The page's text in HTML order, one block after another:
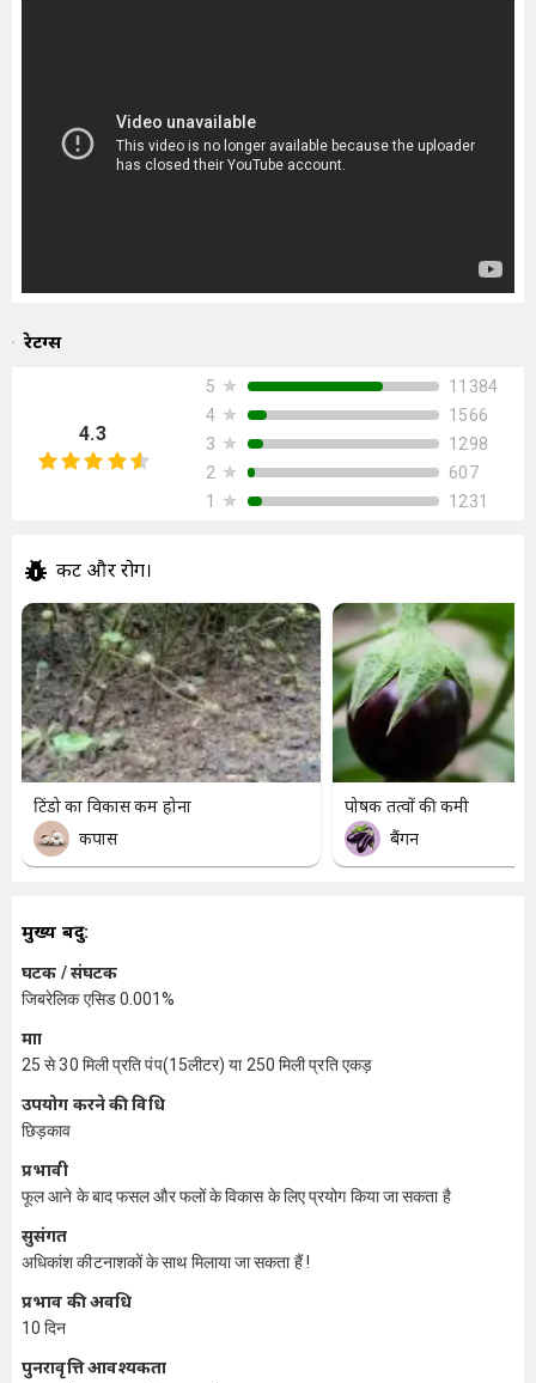
रेटिंग्स
4.3
5 ★
11384
4 ★
1566
3 ★
1298
2 ★
607
1
★ 1231
कीट और रोग।
टिंडो का विकास कम होना
कपास
पोषक तत्वों की कमी
बैंगन
मुख्य बिंदु:
घटक / संघटक
जिबरेलिक एसिड 0.001%
मात्रा
25 से 30 मिली प्रति पंप(15लीटर) या 250 मिली प्रति एकड़
उपयोग करने की विधि
छिड़काव
प्रभावी
फूल आने के बाद फसल और फलों के विकास के लिए प्रयोग किया जा सकता है
सुसंगत
अधिकांश कीटनाशकों के साथ मिलाया जा सकता हैं !
प्रभाव की अवधि
10 दिन
पुनरावृत्ति आवश्यकता